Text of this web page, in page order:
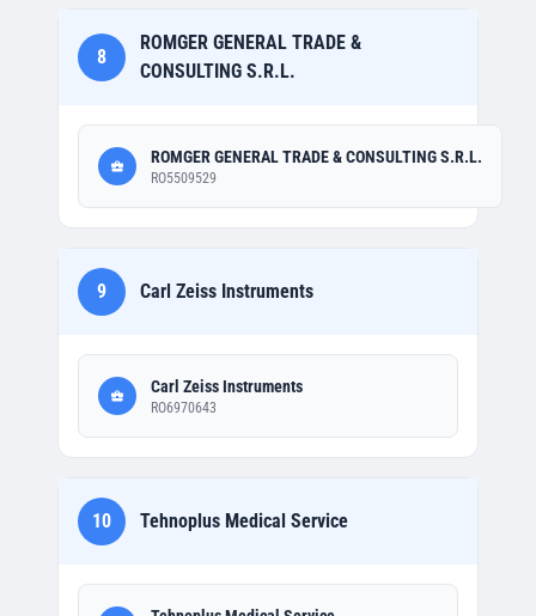
8
ROMGER GENERAL TRADE &
CONSULTING S.R.L.
ROMGER GENERAL TRADE & CONSULTING S.R.L.
RO5509529
9 Carl Zeiss Instruments
Carl Zeiss Instruments
RO6970643
10 Tehnoplus Medical Service